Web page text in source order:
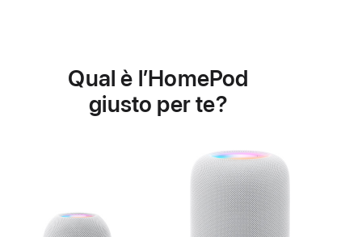
Qual è l’HomePod
giusto per te?
più
su
HomePod